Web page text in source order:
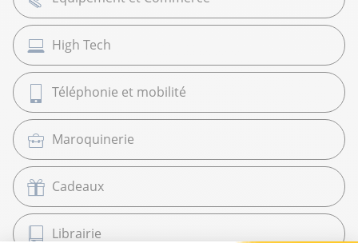
High Tech
Téléphonie et mobilité
Maroquinerie
Cadeaux
Librairie